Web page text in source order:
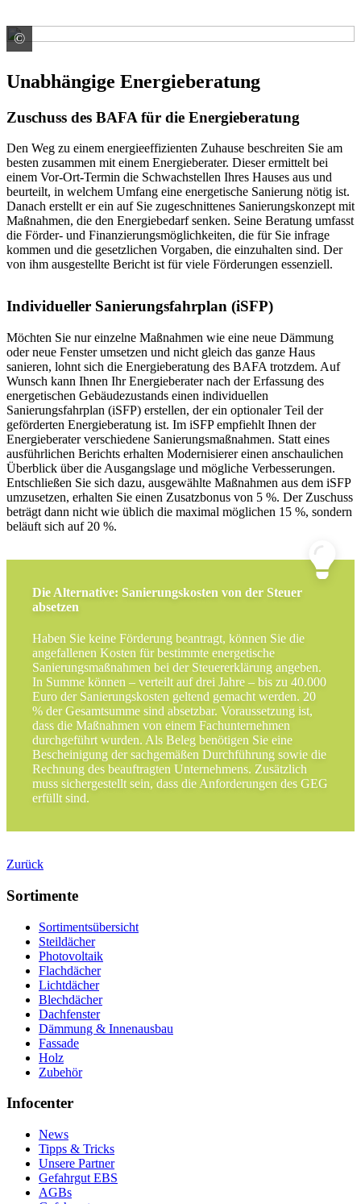
© colourbox.de
Unabhängige Energieberatung
Zuschuss des BAFA für die Energieberatung
Den Weg zu einem energieeffizienten Zuhause beschreiten Sie am
besten zusammen mit einem Energieberater. Dieser ermittelt bei
einem Vor-Ort-Termin die Schwachstellen Ihres Hauses aus und
beurteilt, in welchem Umfang eine energetische Sanierung nötig ist.
Danach erstellt er ein auf Sie zugeschnittenes Sanierungskonzept mit
Maßnahmen, die den Energiebedarf senken. Seine Beratung umfasst
die Förder- und Finanzierungsmöglichkeiten, die für Sie infrage
kommen und die gesetzlichen Vorgaben, die einzuhalten sind. Der
von ihm ausgestellte Bericht ist für viele Förderungen essenziell.
Individueller Sanierungsfahrplan (iSFP)
Möchten Sie nur einzelne Maßnahmen wie eine neue Dämmung
oder neue Fenster umsetzen und nicht gleich das ganze Haus
sanieren, lohnt sich die Energieberatung des BAFA trotzdem. Auf
Wunsch kann Ihnen Ihr Energieberater nach der Erfassung des
energetischen Gebäudezustands einen individuellen
Sanierungsfahrplan (iSFP) erstellen, der ein optionaler Teil der
geförderten Energieberatung ist. Im iSFP empfiehlt Ihnen der
Energieberater verschiedene Sanierungsmaßnahmen. Statt eines
ausführlichen Berichts erhalten Modernisierer einen anschaulichen
Überblick über die Ausgangslage und mögliche Verbesserungen.
Entschließen Sie sich dazu, ausgewählte Maßnahmen aus dem iSFP
umzusetzen, erhalten Sie einen Zusatzbonus von 5 %. Der Zuschuss
beträgt dann nicht wie üblich die maximal möglichen 15 %, sondern
beläuft sich auf 20 %.
Die Alternative: Sanierungskosten von der Steuer
absetzen
Haben Sie keine Förderung beantragt, können Sie die
angefallenen Kosten für bestimmte energetische
Sanierungsmaßnahmen bei der Steuererklärung angeben.
In Summe können – verteilt auf drei Jahre – bis zu 40.000
Euro der Sanierungskosten geltend gemacht werden. 20
% der Gesamtsumme sind absetzbar. Voraussetzung ist,
dass die Maßnahmen von einem Fachunternehmen
durchgeführt wurden. Als Beleg benötigen Sie eine
Bescheinigung der sachgemäßen Durchführung sowie die
Rechnung des beauftragten Unternehmens. Zusätzlich
muss sichergestellt sein, dass die Anforderungen des GEG
erfüllt sind.
Zurück
Sortimente
Sortimentsübersicht
Steildächer
Photovoltaik
Flachdächer
Lichtdächer
Blechdächer
Dachfenster
Dämmung & Innenausbau
Fassade
Holz
Zubehör
Infocenter
News
Tipps & Tricks
Unsere Partner
Gefahrgut EBS
AGBs